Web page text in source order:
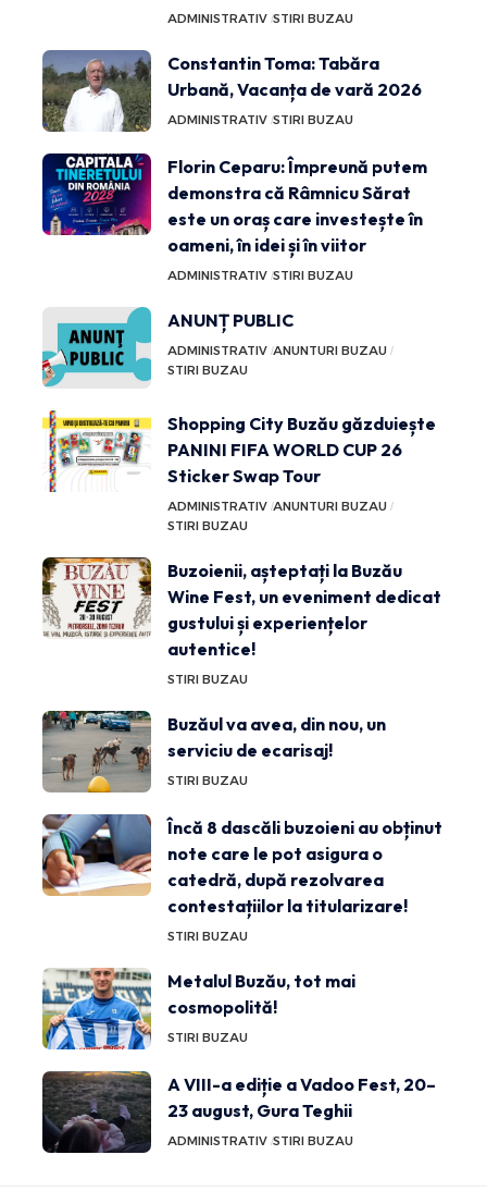
ADMINISTRATIV STIRI BUZAU
Constantin Toma: Tabăra
Urbană, Vacanța de vară 2026
ADMINISTRATIV STIRI BUZAU
Florin Ceparu: Împreună putem
demonstra că Râmnicu Sărat
este un oraș care investește în
oameni, în idei și în viitor
ADMINISTRATIV STIRI BUZAU
ANUNȚ PUBLIC
ADMINISTRATIV ANUNTURI BUZAU
STIRI BUZAU
Shopping City Buzău găzduiește
PANINI FIFA WORLD CUP 26
Sticker Swap Tour
ADMINISTRATIV ANUNTURI BUZAU
STIRI BUZAU
Buzoienii, așteptați la Buzău
Wine Fest, un eveniment dedicat
gustului și experiențelor
autentice!
STIRI BUZAU
Buzăul va avea, din nou, un
serviciu de ecarisaj!
STIRI BUZAU
Încă 8 dascăli buzoieni au obținut
note care le pot asigura o
catedră, după rezolvarea
contestațiilor la titularizare!
STIRI BUZAU
Metalul Buzău, tot mai
cosmopolită!
STIRI BUZAU
A VIII-a ediție a Vadoo Fest, 20–
23 august, Gura Teghii
ADMINISTRATIV STIRI BUZAU